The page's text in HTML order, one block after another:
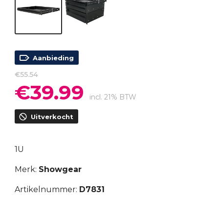
Aanbieding
€55.54
Oorspronkelijke
prijs
was:
€55.54.
€39.99 prijs
incl. 21% BTW
Uitverkocht
1U
Merk: Showgear
Artikelnummer: D7831